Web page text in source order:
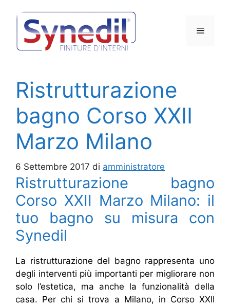
contenuto
Menu
Ristrutturazione
bagno Corso XXII
Marzo Milano
6 Settembre 2017 di amministratore
Ristrutturazione bagno
Corso XXII Marzo Milano: il
tuo bagno su misura con
Synedil
La ristrutturazione del bagno rappresenta uno
degli interventi più importanti per migliorare non
solo l’estetica, ma anche la funzionalità della
casa. Per chi si trova a Milano, in Corso XXII